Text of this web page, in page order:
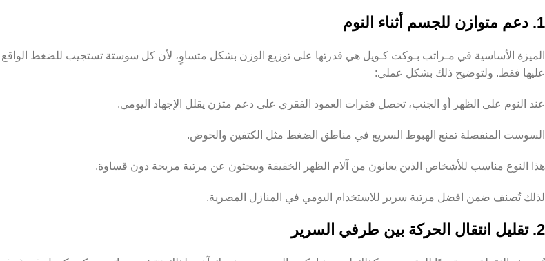
1. دعم متوازن للجسم أثناء النوم
الميزة الأساسية في مـراتب بـوكت كـويل هي قدرتها على توزيع الوزن بشكل متساوٍ، لأن كل سوستة تستجيب للضغط الواقع
عليها فقط. ولتوضيح ذلك بشكل عملي:
عند النوم على الظهر أو الجنب، تحصل فقرات العمود الفقري على دعم متزن يقلل الإجهاد اليومي.
السوست المنفصلة تمنع الهبوط السريع في مناطق الضغط مثل الكتفين والحوض.
هذا النوع مناسب للأشخاص الذين يعانون من آلام الظهر الخفيفة ويبحثون عن مرتبة مريحة دون قساوة.
لذلك تُصنف ضمن افضل مرتبة سرير للاستخدام اليومي في المنازل المصرية.
2. تقليل انتقال الحركة بين طرفي السرير